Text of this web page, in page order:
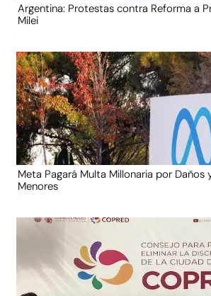
Argentina: Protestas contra Reforma a
Milei
Meta Pagará Multa Millonaria por Daños
Menores